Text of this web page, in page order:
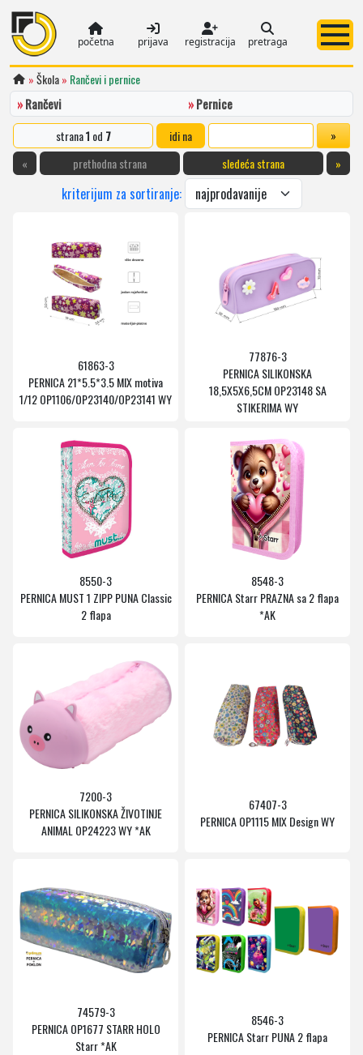
početna prijava registracija pretraga
»Škola» Rančevi i pernice
»Rančevi »Pernice
strana1 od 7
idi na
«
prethodna strana sledeća strana »
kriterijum za sortiranje:
61863-3
PERNICA 21*5.5*3.5 MIX motiva
1/12 OP1106/OP23140/OP23141 WY
77876-3
PERNICA SILIKONSKA
18,5X5X6,5CM OP23148 SA
STIKERIMA WY
8550-3
PERNICA MUST 1 ZIPP PUNA Classic
2 flapa
8548-3
PERNICA Starr PRAZNA sa 2 flapa
*AK
7200-3
PERNICA SILIKONSKA ŽIVOTINJE
ANIMAL OP24223 WY *AK
67407-3
PERNICA OP1115 MIX Design WY
74579-3
PERNICA OP1677 STARR HOLO
Starr *AK
8546-3
PERNICA Starr PUNA 2 flapa